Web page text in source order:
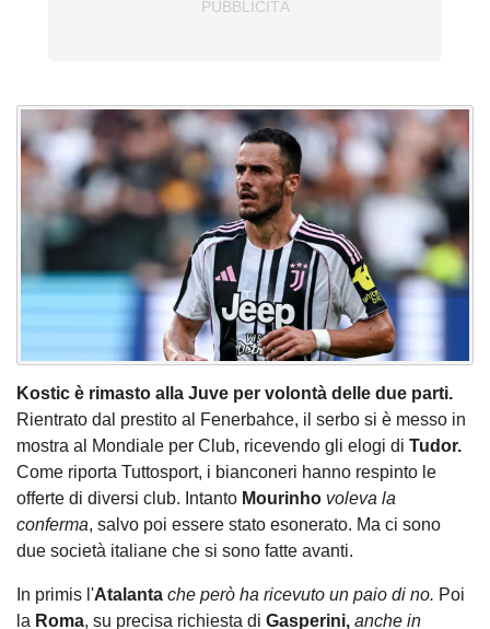
Kostic è rimasto alla Juve per volontà delle due parti.
Rientrato dal prestito al Fenerbahce, il serbo si è messo in
mostra al Mondiale per Club, ricevendo gli elogi di Tudor.
Come riporta Tuttosport, i bianconeri hanno respinto le
offerte di diversi club. Intanto Mourinho voleva la
conferma, salvo poi essere stato esonerato. Ma ci sono
due società italiane che si sono fatte avanti.
In primis l'Atalanta che però ha ricevuto un paio di no. Poi
la Roma, su precisa richiesta di Gasperini, anche in